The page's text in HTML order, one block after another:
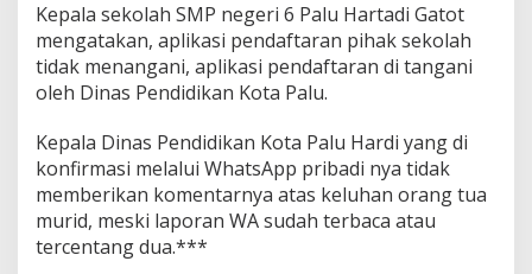
m
a
n
Kepala sekolah SMP negeri 6 Palu Hartadi Gatot
mengatakan, aplikasi pendaftaran pihak sekolah
tidak menangani, aplikasi pendaftaran di tangani
oleh Dinas Pendidikan Kota Palu.
Kepala Dinas Pendidikan Kota Palu Hardi yang di
konfirmasi melalui WhatsApp pribadi nya tidak
memberikan komentarnya atas keluhan orang tua
murid, meski laporan WA sudah terbaca atau
tercentang dua.***